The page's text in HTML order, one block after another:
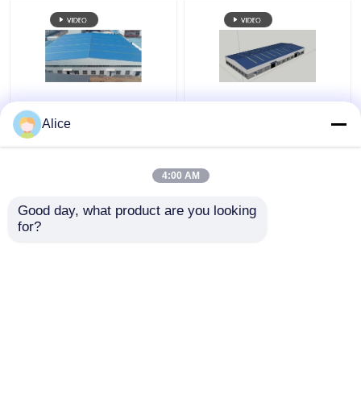
Edificios de acero
prefabricados
adaptables
de la estructura de
acero
Alice
4:00 AM
Good day, what product are you looking
for?